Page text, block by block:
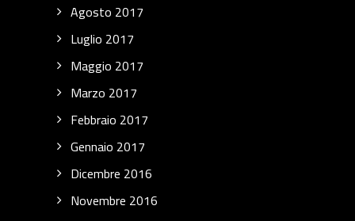
Agosto 2017
Luglio 2017
Maggio 2017
Marzo 2017
Febbraio 2017
Gennaio 2017
Dicembre 2016
Novembre 2016